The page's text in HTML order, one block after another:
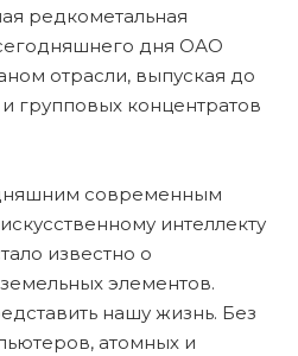
редкометальная
дня ОАО
отрасли, выпуская до
групповых концентратов
современным
интеллекту
известно о
элементов.
нашу жизнь. Без
атомных и